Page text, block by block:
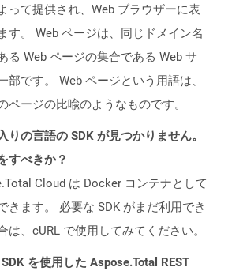
って提供され、Web ブラウザーに表
す。 Web ページは、同じドメイン名
る Web ページの集合である Web サ
部です。 Web ページという用語は、
ページの比喩のようなものです。
りの言語の SDK が見つかりません。
すべきか？
Cloud は Docker コンテナとして
きます。 必要な SDK がまだ利用でき
は、cURL で使用してみてください。
を使用した Aspose.Total REST